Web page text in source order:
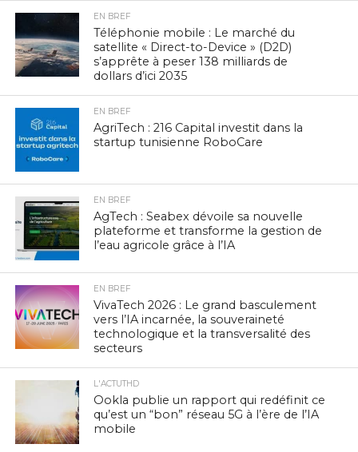
EN BREF
Téléphonie mobile : Le marché du
satellite « Direct-to-Device » (D2D)
s’apprête à peser 138 milliards de
dollars d’ici 2035
EN BREF
AgriTech : 216 Capital investit dans la
startup tunisienne RoboCare
EN BREF
AgTech : Seabex dévoile sa nouvelle
plateforme et transforme la gestion de
l’eau agricole grâce à l’IA
EN BREF
VivaTech 2026 : Le grand basculement
vers l’IA incarnée, la souveraineté
technologique et la transversalité des
secteurs
L'ACTUTHD
Ookla publie un rapport qui redéfinit ce
qu’est un “bon” réseau 5G à l’ère de l’IA
mobile